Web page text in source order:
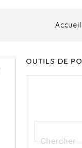
Accueil
OUTILS DE